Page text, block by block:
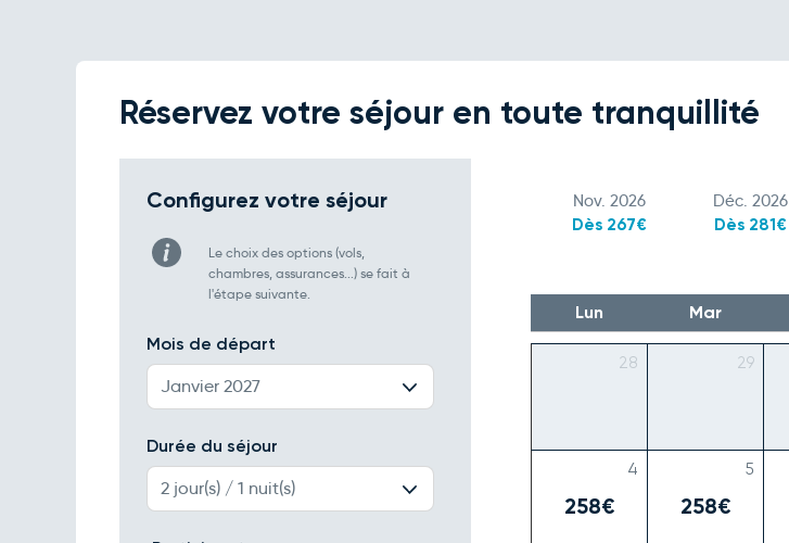
Réservez votre séjour en toute tranquillité
Configurez votre séjour
Le choix des options (vols,
chambres, assurances...) se fait à
l'étape suivante.
Mois de départ
Janvier 2027
Durée du séjour
2 jour(s) / 1 nuit(s)
Nov. 2026
Dès 267€
Déc. 2026
Dès 281€
258€ 258€
Lun Mar
28 29
4 5